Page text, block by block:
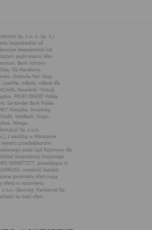
w ramach serwisu do potrzeb
temat stosowania technologii cookies w
w Polityce Cookies.
serwisów
spółki Rankomat.pl Sp. z
Rankomat Sp. z o. o. Sp.
(dawniej: Rankomat Sp. z o. o. Sp. k.), z
(01-141), ul. Wolska 88, wpisana do rejestru
Rejestru Sądowego prowadzonego
dla m.st. Warszawy w Warszawie, XIII
Krajowego Rejestru Sądowego, pod
posiadająca nr NIP: 527-275-18-81,
zwana dalej "Rankomat" wykorzystuje
technologię "cookies".
informacji dostarczonych przez
technologii cookies w trakcie korzystania
i Rankomat określa niniejszy dokument.